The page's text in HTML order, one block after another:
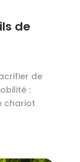
de
de
:
chariot